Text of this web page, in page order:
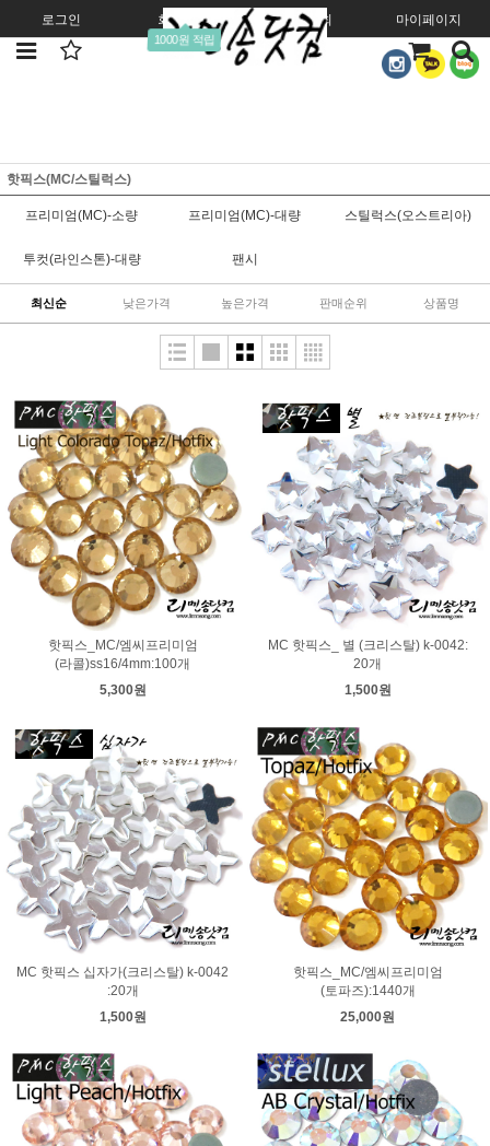
로그인 회원가입
1000원 적립
주문조회 마이페이지
핫픽스(MC/스틸럭스)
프리미엄(MC)-소량 프리미엄(MC)-대량 스틸럭스(오스트리아)
투컷(라인스톤)-대량 팬시
최신순 낮은가격 높은가격 판매순위 상품명
핫픽스_MC/엠씨프리미엄
(라콜)ss16/4mm:100개
5,300원
MC 핫픽스_ 별 (크리스탈) k-0042:
20개
1,500원
MC 핫픽스 십자가(크리스탈) k-0042
:20개
1,500원
핫픽스_MC/엠씨프리미엄
(토파즈):1440개
25,000원